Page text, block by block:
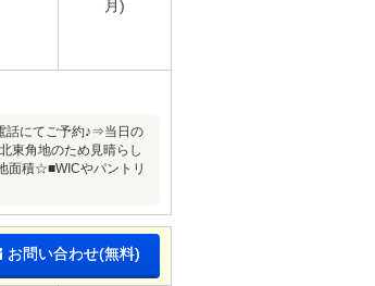
月)
話にてご予約♪⇒当日の
東角地のため見晴らし
面積☆■WICやパントリ
お問い合わせ(無料)